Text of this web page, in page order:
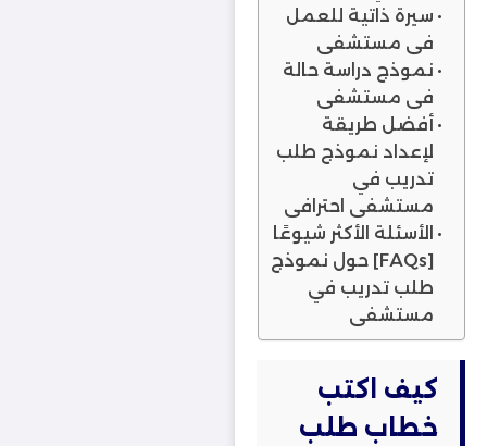
سيرة ذاتية للعمل
في مستشفى
نموذج دراسة حالة
في مستشفى
أفضل طريقة
لإعداد نموذج طلب
تدريب في
مستشفى احترافي
الأسئلة الأكثر شيوعًا
[FAQs] حول نموذج
طلب تدريب في
مستشفى
كيف اكتب
خطاب طلب